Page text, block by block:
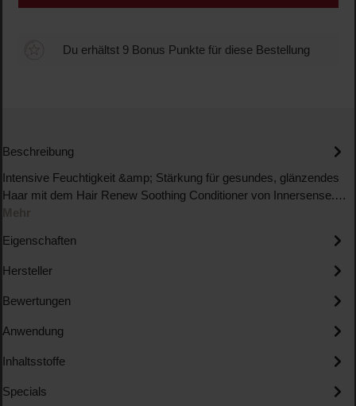
Du erhältst 9 Bonus Punkte für diese Bestellung
Beschreibung
Intensive Feuchtigkeit &amp; Stärkung für gesundes, glänzendes
Haar mit dem Hair Renew Soothing Conditioner von Innersense.…
Mehr
Eigenschaften
Hersteller
Bewertungen
Anwendung
Inhaltsstoffe
Specials